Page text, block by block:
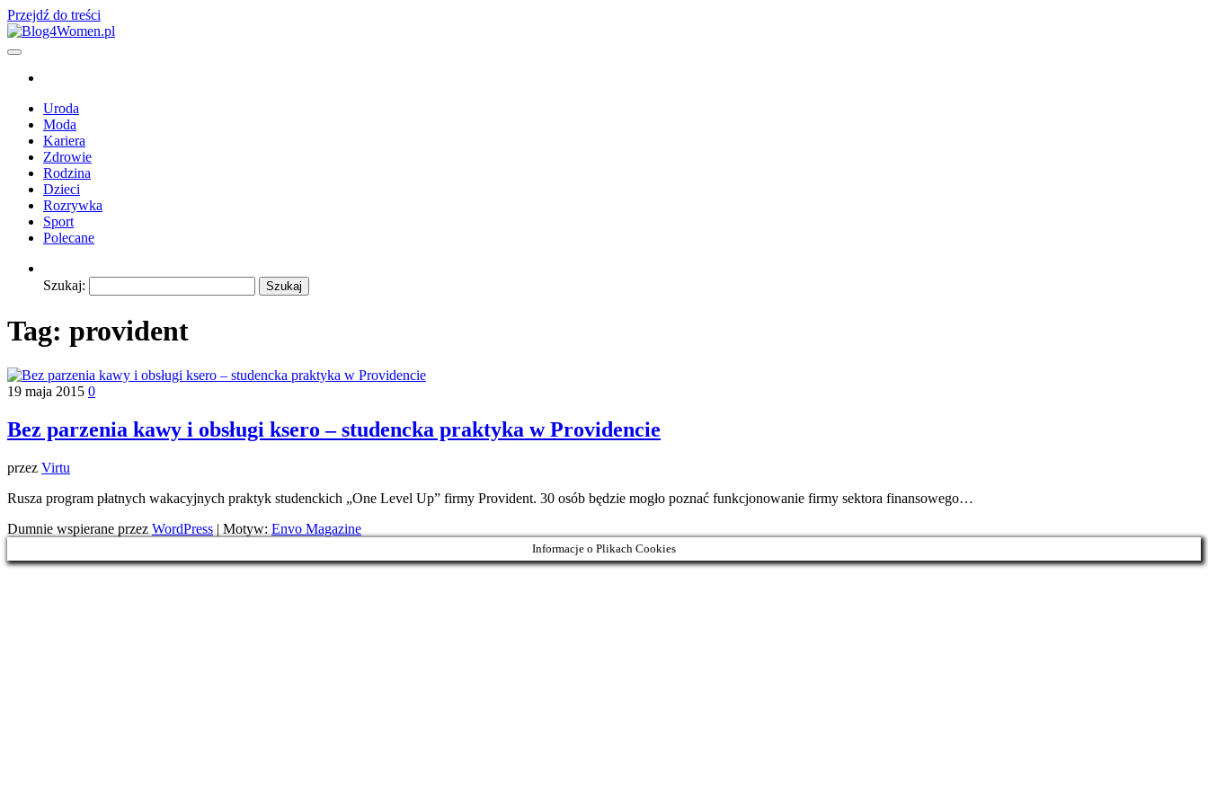
Przejdź do treści
Uroda
Moda
Kariera
Zdrowie
Rodzina
Dzieci
Rozrywka
Sport
Polecane
Szukaj:
Tag: provident
19 maja 2015 0
Bez parzenia kawy i obsługi ksero – studencka praktyka w Providencie
przez Virtu
Rusza program płatnych wakacyjnych praktyk studenckich „One Level Up” firmy Provident. 30 osób będzie mogło poznać funkcjonowanie firmy sektora finansowego…
Dumnie wspierane przez WordPress | Motyw: Envo Magazine
Informacje o Plikach Cookies